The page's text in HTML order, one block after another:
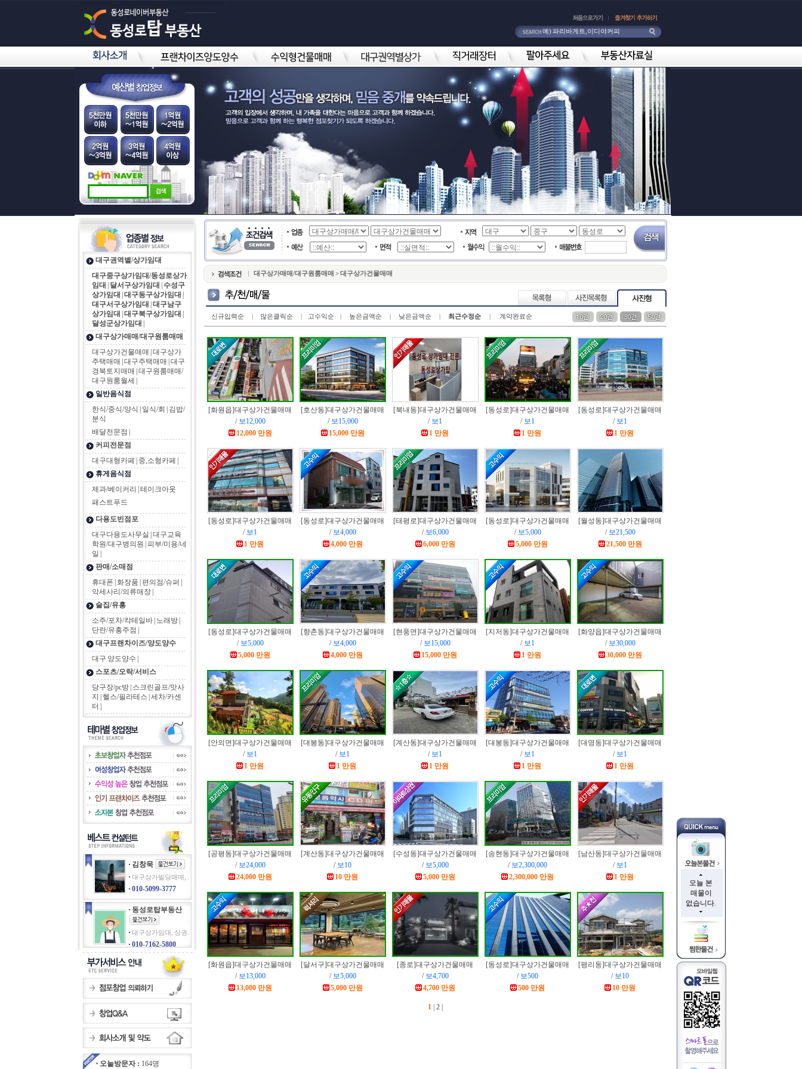
대구권역별/상가임대
대구중구상가임대/동성로상가
임대
달서구상가임대
수성구
상가임대 대구동구상가임대
대구서구상가임대 대구남구
상가임대 대구북구상가임대
달성군상가임대
대구상가매매/대구원룸매매
대구상가건물매매 대구상가
주택매매 대구주택매매 대구
경북토지매매 대구원룸매매/
대구원룸월세
일반음식점
한식/중식/양식
일식/회
김밥/
분식
배달전문점
커피전문점
대구대형카페
중,소형카페
휴게음식점
제과/베이커리
테이크아웃
패스트푸드
다용도빈점포
대구다용도사무실 대구교육
학원/대구병의원 피부/미용/네
일
판매/소매점
휴대폰 화장품 편의점/슈퍼
악세사리/의류매장
술집/유흥
소주/포차/칵테일바 노래방
단란/유흥주점
대구프랜차이즈/양도양수
대구 양도양수
스포츠/오락/서비스
당구장/pc방 스크린골프/맛사
지
헬스/필라테스 세차/카센
터
김창묵
대구상가빌딩매매, .
010-5099-3777
동성로탑부동산
대구상가임대, 상권.
010-7162-5800
오늘방문자 : 164명
대구상가매매/대구원룸매매 > 대구상가건물매매
신규입력순 | 많은클릭순 | 고수익순 | 높은금액순 | 낮은금액순 | 최근수정순 | 계약완료순
[화원읍]대구상가건물매매
/ 보12,000
12,000 만원
[호산동]대구상가건물매매
/ 보15,000
15,000 만원
[북내동]대구상가건물매매
/ 보1
1 만원
[동성로]대구상가건물매매
/ 보1
1 만원
[동성로]대구상가건물매매
/ 보1
1 만원
[동성로]대구상가건물매매
/ 보1
1 만원
[동성로]대구상가건물매매
/ 보4,000
4,000 만원
[태평로]대구상가건물매매
/ 보6,000
6,000 만원
[동성로]대구상가건물매매
/ 보5,000
5,000 만원
[월성동]대구상가건물매매
/ 보21,500
21,500 만원
[동성로]대구상가건물매매
/ 보5,000
5,000 만원
[향촌동]대구상가건물매매
/ 보4,000
4,000 만원
[현풍면]대구상가건물매매
/ 보15,000
15,000 만원
[지저동]대구상가건물매매
/ 보1
1 만원
[화양읍]대구상가건물매매
/ 보30,000
30,000 만원
[안의면]대구상가건물매매
/ 보1
1 만원
[대봉동]대구상가건물매매
/ 보1
1 만원
[계산동]대구상가건물매매
/ 보1
1 만원
[대봉동]대구상가건물매매
/ 보1
1 만원
[대명동]대구상가건물매매
/ 보1
1 만원
[공평동]대구상가건물매매
/ 보24,000
24,000 만원
[계산동]대구상가건물매매
/ 보10
10 만원
[수성동]대구상가건물매매
/ 보5,000
5,000 만원
[송현동]대구상가건물매매
/ 보2,300,000
2,300,000 만원
[남산동]대구상가건물매매
/ 보1
1 만원
[화원읍]대구상가건물매매
/ 보13,000
13,000 만원
[달서구]대구상가건물매매
/ 보5,000
5,000 만원
[종로]대구상가건물매매
/ 보4,700
4,700 만원
[동성로]대구상가건물매매
/ 보500
500 만원
[평리동]대구상가건물매매
/ 보10
10 만원
1| 2|
오늘 본
매물이
없습니다.